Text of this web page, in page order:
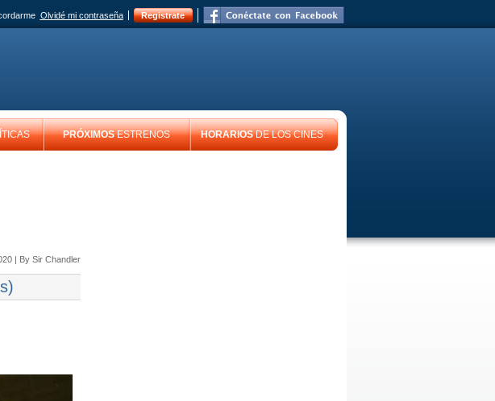
Olvidé mi contraseña Registrate
PRÓXIMOSESTRENOS HORARIOSDE LOS CINES
| By Sir Chandler